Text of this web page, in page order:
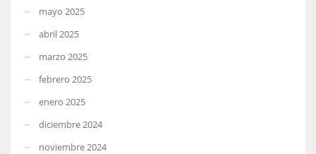
mayo 2025
abril 2025
marzo 2025
febrero 2025
enero 2025
diciembre 2024
noviembre 2024